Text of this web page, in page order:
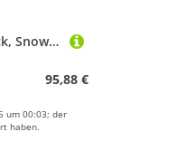
ZWCSHUU Ski-Rucksack, Snowboard-Tasche, 55 l, große Kapazität, wasserdichte Tasche for Skischuhe, Verstellbarer wasserdichter Snowboard-Rucksack Skistiefel Rucksack(Purple)
95,88 €
um 00:03; der
haben.